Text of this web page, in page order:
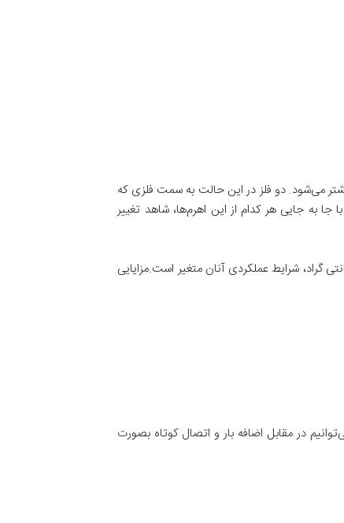
می‌شود. دو فلز در این حالت به سمت فلزی که
به ‌جایی هر کدام از این اهرم‌ها، شاهد تغییر
کند، فرمان قطع به کلید بالادست خود و یا کنتاکتور می‌دهد. در دماهایی از ۲۰- تا ۶۰+ درجه‌ سانتی‌ گراد، شرایط عملکردی آنان متغیر است.مزایایی
در مقابل اضافه بار و اتصال کوتاه بصورت